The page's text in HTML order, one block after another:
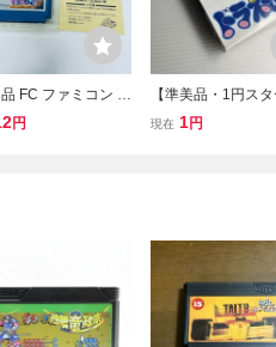
FC ファミコン マ
イダー ソフト 箱説
円
【準美品・1円ス
ファミコンソフト
現在 1円